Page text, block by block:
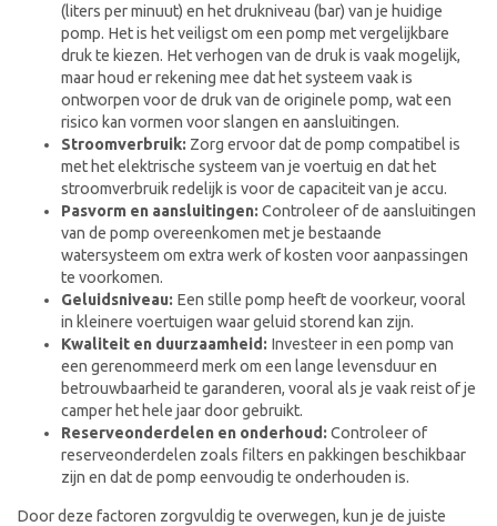
(liters per minuut) en het drukniveau (bar) van je huidige
pomp. Het is het veiligst om een pomp met vergelijkbare
druk te kiezen. Het verhogen van de druk is vaak mogelijk,
maar houd er rekening mee dat het systeem vaak is
ontworpen voor de druk van de originele pomp, wat een
risico kan vormen voor slangen en aansluitingen.
Stroomverbruik: Zorg ervoor dat de pomp compatibel is
met het elektrische systeem van je voertuig en dat het
stroomverbruik redelijk is voor de capaciteit van je accu.
Pasvorm en aansluitingen:Controleer of de aansluitingen
van de pomp overeenkomen met je bestaande
watersysteem om extra werk of kosten voor aanpassingen
te voorkomen.
Geluidsniveau: Een stille pomp heeft de voorkeur, vooral
in kleinere voertuigen waar geluid storend kan zijn.
Kwaliteit en duurzaamheid: Investeer in een pomp van
een gerenommeerd merk om een lange levensduur en
betrouwbaarheid te garanderen, vooral als je vaak reist of je
camper het hele jaar door gebruikt.
Reserveonderdelen en onderhoud:Controleer of
reserveonderdelen zoals filters en pakkingen beschikbaar
zijn en dat de pomp eenvoudig te onderhouden is.
Door deze factoren zorgvuldig te overwegen, kun je de juiste